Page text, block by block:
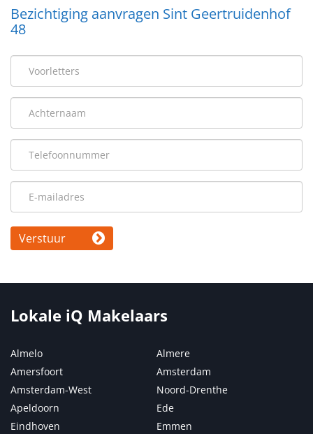
Bezichtiging aanvragen Sint Geertruidenhof
48
Verstuur
Lokale iQ Makelaars
Almelo
Almere
Amersfoort
Amsterdam
Amsterdam-West
Noord-Drenthe
Apeldoorn
Ede
Eindhoven
Emmen